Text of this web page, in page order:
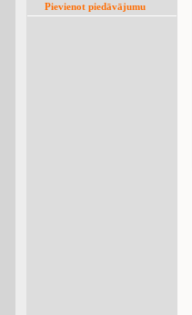
Pievienot piedāvājumu